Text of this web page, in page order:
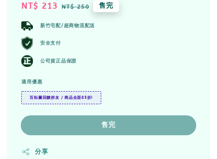
Sale
NT$ 213 Regular
NT$ 250 售完
新竹宅配/超商物流配送
安全支付
公司貨正品保證
適用優惠
百耘圖回饋拼友 / 商品全面85折!
售完
分享